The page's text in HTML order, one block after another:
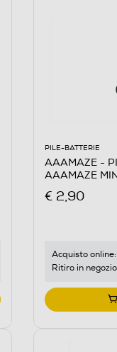
PILE-BATTERIE
AAAMAZE -
AAAMAZE
€ 2,90
Acquisto online:
Ritiro in